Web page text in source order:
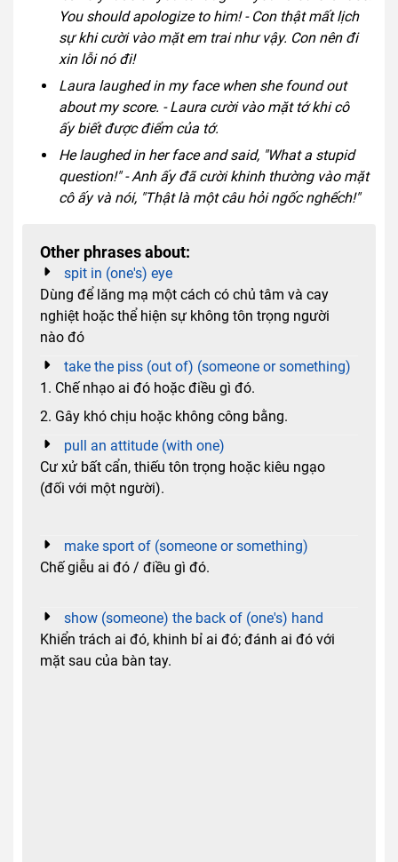
You should apologize to him! - Con thật mất lịch
sự khi cười vào mặt em trai như vậy. Con nên đi
xin lỗi nó đi!
Laura laughed in my face when she found out
about my score. - Laura cười vào mặt tớ khi cô
ấy biết được điểm của tớ.
He laughed in her face and said, "What a stupid
question!" - Anh ấy đã cười khinh thường vào mặt
cô ấy và nói, "Thật là một câu hỏi ngốc nghếch!"
Other phrases about:
spit in (one's) eye
Dùng để lăng mạ một cách có chủ tâm và cay
nghiệt hoặc thể hiện sự không tôn trọng người
nào đó
take the piss (out of) (someone or something)
1. Chế nhạo ai đó hoặc điều gì đó.
2. Gây khó chịu hoặc không công bằng.
pull an attitude (with one)
Cư xử bất cẩn, thiếu tôn trọng hoặc kiêu ngạo
(đối với một người).
make sport of (someone or something)
Chế giễu ai đó / điều gì đó.
show (someone) the back of (one's) hand
Khiển trách ai đó, khinh bỉ ai đó; đánh ai đó với
mặt sau của bàn tay.